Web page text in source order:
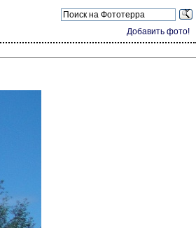
Добавить фото!